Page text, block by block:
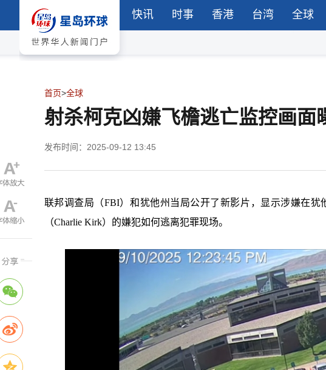
快讯 时事 香港 台湾 全球
首页>全球
射杀柯克凶嫌飞檐逃亡监控画面
发布时间：2025-09-12 13:45
联邦调查局（FBI）和犹他州当局公开了新影片，显示涉嫌在犹
（Charlie Kirk）的嫌犯如何逃离犯罪现场。